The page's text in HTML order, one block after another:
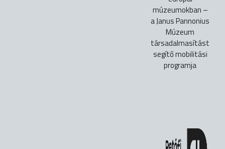
múzeumokban –
a Janus Pannonius
Múzeum
társadalmasítást
segítő mobilitási
programja